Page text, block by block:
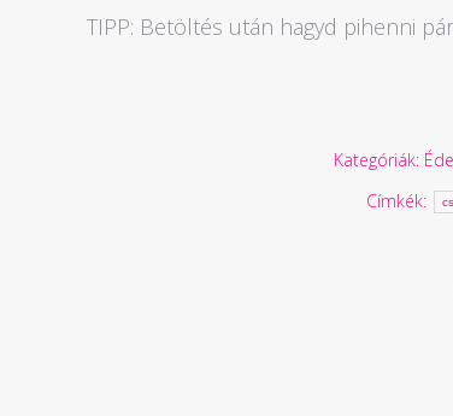
TIPP: Betöltés után hagyd pihenni
Kategóriák:
Címkék: